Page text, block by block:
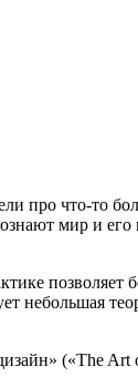
про что-то
мир и
небольшая
(«The